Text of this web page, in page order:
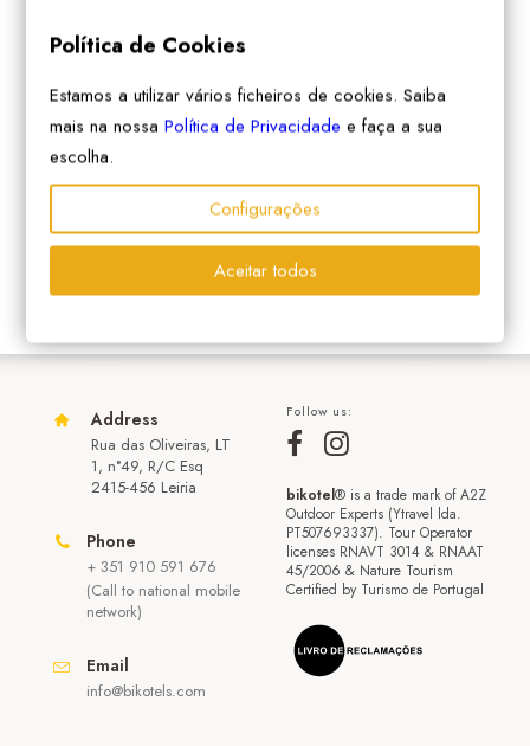
Address
Rua das Oliveiras, LT
1, n°49, R/C Esq
2415-456 Leiria
Phone
+ 351 910 591 676
(Call to national mobile
network)
Email
info@bikotels.com
Follow us:
bikotel® is a trade mark of A2Z
Outdoor Experts (Ytravel lda.
PT507693337). Tour Operator
licenses RNAVT 3014 & RNAAT
45/2006 & Nature Tourism
Certified by Turismo de Portugal
Política de Cookies
Estamos a utilizar vários ficheiros de cookies. Saiba
mais na nossaPolítica de Privacidade e faça a sua
escolha.
Configurações
Aceitar todos